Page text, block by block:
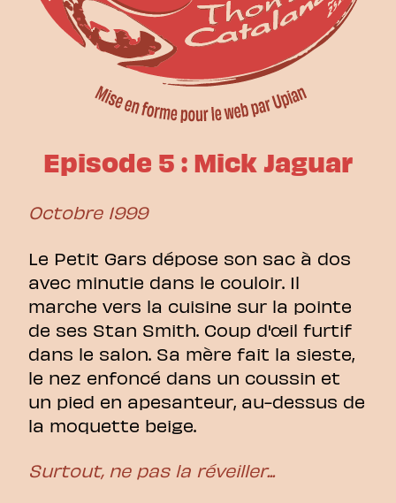
Episode 5 : Mick Jaguar
Octobre 1999
Le Petit Gars dépose son sac à dos
avec minutie dans le couloir. Il
marche vers la cuisine sur la pointe
de ses Stan Smith. Coup d'œil furtif
dans le salon. Sa mère fait la sieste,
le nez enfoncé dans un coussin et
un pied en apesanteur, au-dessus de
la moquette beige.
Surtout, ne pas la réveiller...